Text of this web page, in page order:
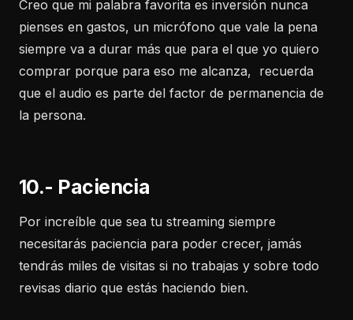
Creo que mi palabra favorita es inversión nunca
pienses en gastos, un micrófono que vale la pena
siempre va a durar más que para el que yo quiero
comprar porque para eso me alcanza, recuerda
que el audio es parte del factor de permanencia de
la persona.
10.- Paciencia
Por increíble que sea tu streaming siempre
necesitarás paciencia para poder crecer, jamás
tendrás miles de visitas si no trabajas y sobre todo
revisas diario que estás haciendo bien.